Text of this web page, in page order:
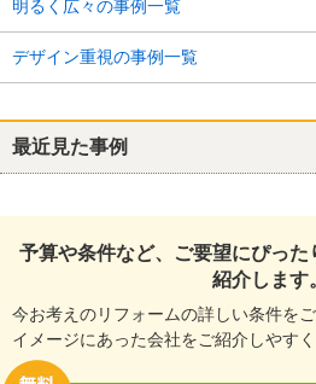
明るく広々の事例一覧
デザイン重視の事例一覧
最近見た事例
予算や条件など、ご要望にぴっ
紹介します
今お考えのリフォームの詳しい条件をご
イメージにあった会社をご紹介しやすく